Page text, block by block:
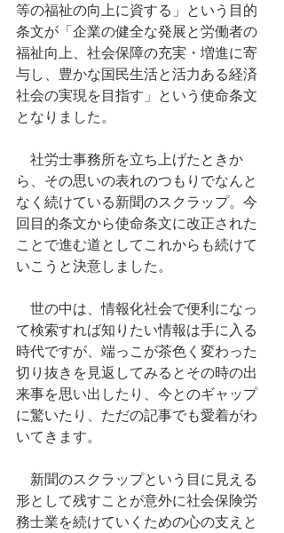
等の福祉の向上に資する」という目的
条文が「企業の健全な発展と労働者の
福祉向上、社会保障の充実・増進に寄
与し、豊かな国民生活と活力ある経済
社会の実現を目指す」という使命条文
となりました。
社労士事務所を立ち上げたときか
ら、その思いの表れのつもりでなんと
なく続けている新聞のスクラップ。今
回目的条文から使命条文に改正された
ことで進む道としてこれからも続けて
いこうと決意しました。
世の中は、情報化社会で便利になっ
て検索すれば知りたい情報は手に入る
時代ですが、端っこが茶色く変わった
切り抜きを見返してみるとその時の出
来事を思い出したり、今とのギャップ
に驚いたり、ただの記事でも愛着がわ
いてきます。
新聞のスクラップという目に見える
形として残すことが意外に社会保険労
務士業を続けていくための心の支えと